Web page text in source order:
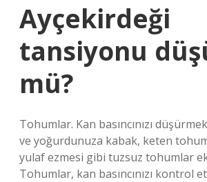
Ayçekirdeği
tansiyonu
mü?
Tohumlar. Kan basıncınızı
ve yoğurdunuza kabak, keten
yulaf ezmesi gibi tuzsuz tohumlar
Tohumlar, kan basıncınızı kontrol